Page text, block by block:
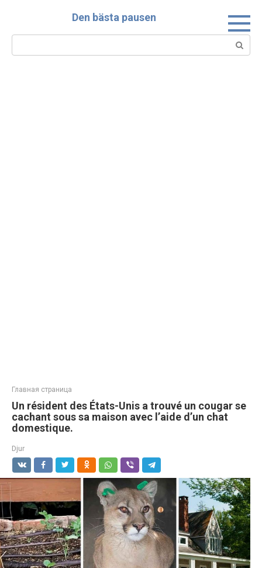
Den bästa pausen
Search:
Главная страница
Un résident des États-Unis a trouvé un cougar se
cachant sous sa maison avec l’aide d’un chat
domestique.
Djur